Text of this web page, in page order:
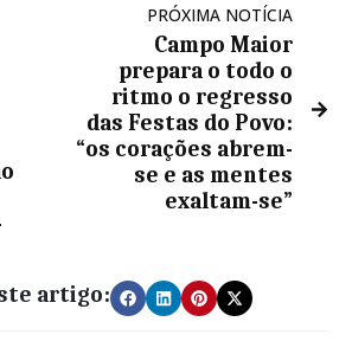
PRÓXIMA NOTÍCIA
Campo Maior
prepara o todo o
ritmo o regresso
das Festas do Povo:
“os corações abrem-
se e as mentes
exaltam-se”
artigo: